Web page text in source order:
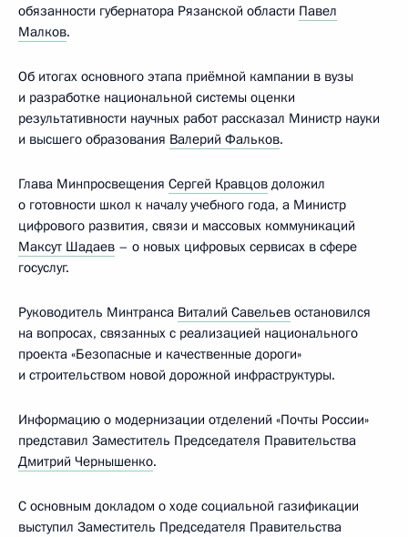
обязанности губернатора Рязанской области Павел
Малков.
Об итогах основного этапа приёмной кампании в вузы
и разработке национальной системы оценки
результативности научных работ рассказал Министр науки
и высшего образования Валерий Фальков.
Глава Минпросвещения Сергей Кравцов доложил
о готовности школ к началу учебного года, а Министр
цифрового развития, связи и массовых коммуникаций
Максут Шадаев – о новых цифровых сервисах в сфере
госуслуг.
Руководитель Минтранса Виталий Савельев остановился
на вопросах, связанных с реализацией национального
проекта «Безопасные и качественные дороги»
и строительством новой дорожной инфраструктуры.
Информацию о модернизации отделений «Почты России»
представил Заместитель Председателя Правительства
Дмитрий Чернышенко.
С основным докладом о ходе социальной газификации
выступил Заместитель Председателя Правительства